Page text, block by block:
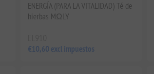
ENERGÍA (PARA LA VITALIDAD) Té de
hierbas MΩLY
€10,60 excl impuestos